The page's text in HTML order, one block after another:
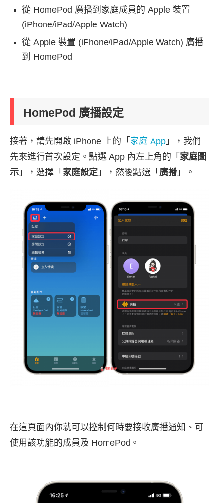
從 HomePod 廣播到家庭成員的 Apple 裝置
(iPhone/iPad/Apple Watch)
從 Apple 裝置 (iPhone/iPad/Apple Watch) 廣播
到 HomePod
HomePod 廣播設定
接著，請先開啟 iPhone 上的「 家庭 App 」，我們
先來進行首次設定。點選 App 內左上角的「 家庭圖
示 」，選擇「 家庭設定 」，然後點選「 廣播」。
在這頁面內你就可以控制何時要接收廣播通知、可
使用該功能的成員及 HomePod。